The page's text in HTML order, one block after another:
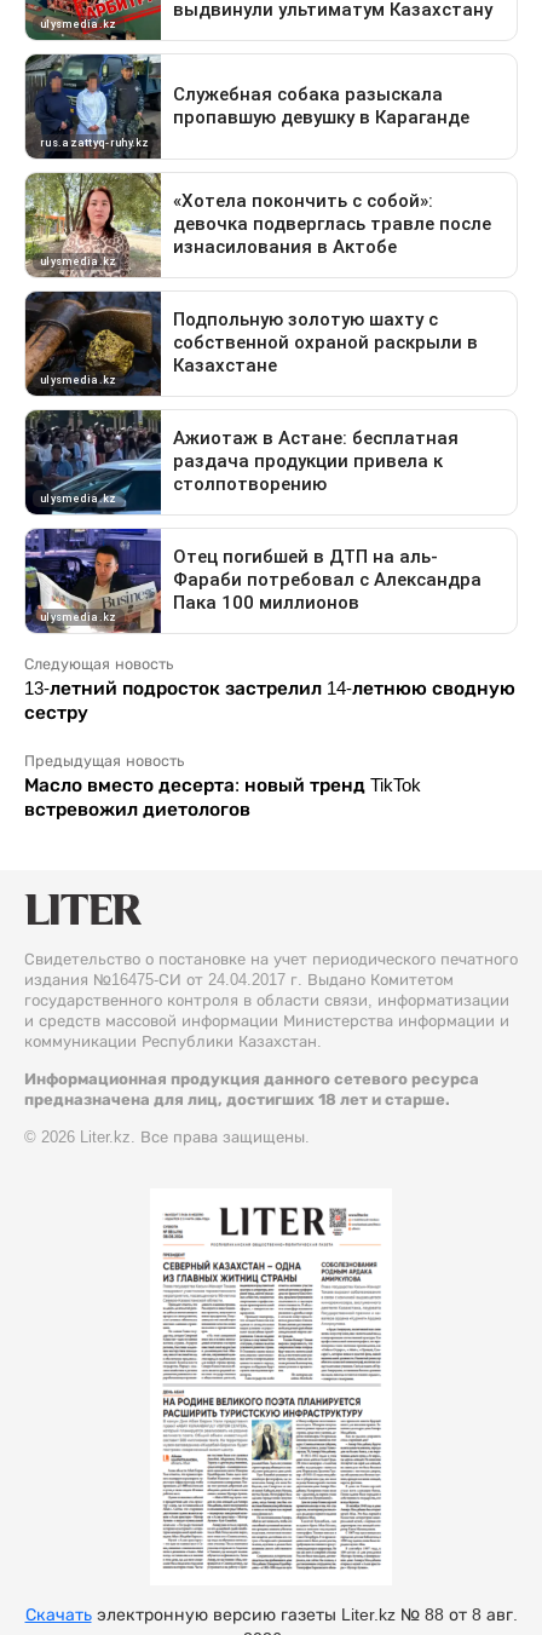
Следующая новость
13-летний подросток застрелил 14-летнюю сводную
сестру
Предыдущая новость
Масло вместо десерта: новый тренд TikTok
встревожил диетологов
Свидетельство о постановке на учет периодического печатного
издания №16475-СИ от 24.04.2017 г. Выдано Комитетом
государственного контроля в области связи, информатизации
и средств массовой информации Министерства информации и
коммуникации Республики Казахстан.
Информационная продукция данного сетевого ресурса
предназначена для лиц, достигших 18 лет и старше.
© 2026 Liter.kz. Все права защищены.
Скачатьэлектронную версию газеты Liter.kz № 88 от 8 авг.